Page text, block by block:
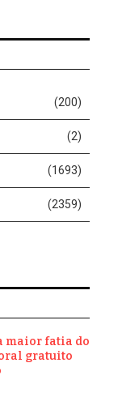
Belford Roxo-RJ
(200)
(2)
(1693)
(2359)
maior fatia do
gratuito